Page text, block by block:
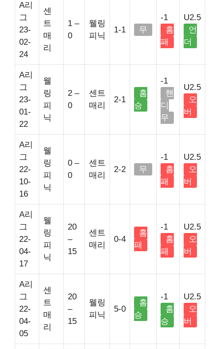
A리
그
23-
02-
24
센
트
매
리
1 –
0
웰링
피닉
1-1 무
-1
홈
패
U2.5
언
더
A리
그
23-
01-
22
웰
링
피
닉
2 –
0
센트
매리
2-1
홈
승
-1
핸
디
무
U2.5
오
버
A리
그
22-
10-
16
웰
링
피
닉
0 –
0
센트
매리
2-2 무
-1
홈
패
U2.5
오
버
A리
그
22-
04-
17
웰
링
피
닉
20
–
15
센트
매리
0-4
홈
패
-1
홈
패
U2.5
오
버
A리
그
22-
04-
05
센
트
매
리
20
–
15
웰링
피닉
5-0
홈
승
-1
홈
승
U2.5
오
버